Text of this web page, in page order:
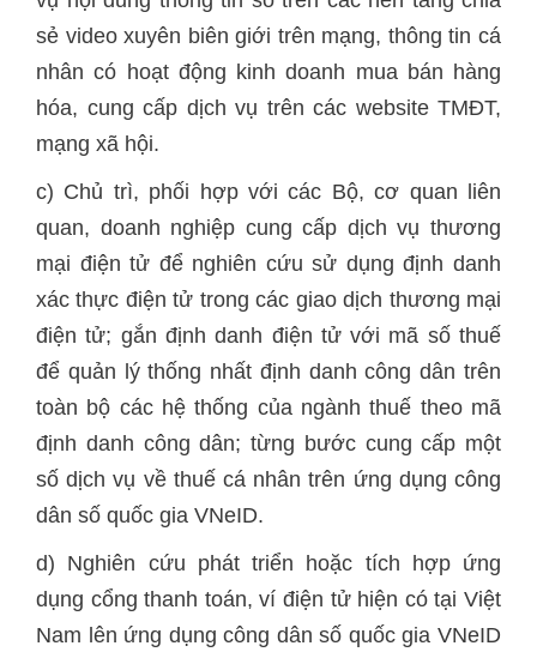
sẻ video xuyên biên giới trên mạng, thông tin cá
nhân có hoạt động kinh doanh mua bán hàng
hóa, cung cấp dịch vụ trên các website TMĐT,
mạng xã hội.
c) Chủ trì, phối hợp với các Bộ, cơ quan liên
quan, doanh nghiệp cung cấp dịch vụ thương
mại điện tử để nghiên cứu sử dụng định danh
xác thực điện tử trong các giao dịch thương mại
điện tử; gắn định danh điện tử với mã số thuế
để quản lý thống nhất định danh công dân trên
toàn bộ các hệ thống của ngành thuế theo mã
định danh công dân; từng bước cung cấp một
số dịch vụ về thuế cá nhân trên ứng dụng công
dân số quốc gia VNeID.
d) Nghiên cứu phát triển hoặc tích hợp ứng
dụng cổng thanh toán, ví điện tử hiện có tại Việt
Nam lên ứng dụng công dân số quốc gia VNeID